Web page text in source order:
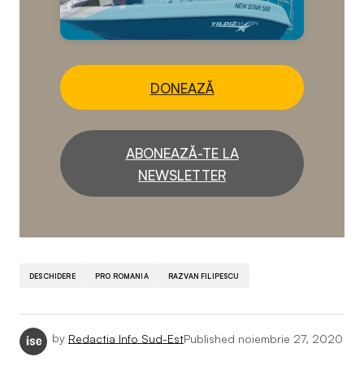
DONEAZĂ
ABONEAZĂ-TE LA
NEWSLETTER
DESCHIDERE PRO ROMANIA RAZVAN FILIPESCU
by Redactia Info Sud-EstPublished noiembrie 27, 2020